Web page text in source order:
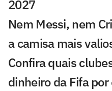
2027
Nem Messi, nem
a camisa mais
Confira quais
dinheiro da Fifa